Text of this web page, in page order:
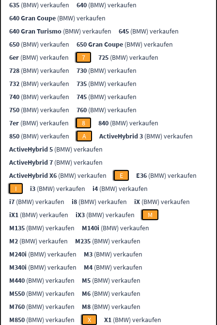
635 (BMW) verkaufen 640 (BMW) verkaufen
640 Gran Coupe (BMW) verkaufen
640 Gran Turismo (BMW) verkaufen 645 (BMW) verkaufen
650 (BMW) verkaufen 650 Gran Coupe (BMW) verkaufen
6er (BMW) verkaufen 7 725 (BMW) verkaufen
728 (BMW) verkaufen 730 (BMW) verkaufen
732 (BMW) verkaufen 735 (BMW) verkaufen
740 (BMW) verkaufen 745 (BMW) verkaufen
750 (BMW) verkaufen 760 (BMW) verkaufen
7er (BMW) verkaufen 8 840 (BMW) verkaufen
850 (BMW) verkaufen A ActiveHybrid 3 (BMW) verkaufen
ActiveHybrid 5 (BMW) verkaufen
ActiveHybrid 7 (BMW) verkaufen
ActiveHybrid X6 (BMW) verkaufen E E36 (BMW) verkaufen
I
i3 (BMW) verkaufen i4 (BMW) verkaufen
i7 (BMW) verkaufen i8 (BMW) verkaufen iX (BMW) verkaufen
iX1 (BMW) verkaufen iX3 (BMW) verkaufen
M
M135 (BMW) verkaufen M140i (BMW) verkaufen
M2 (BMW) verkaufen M235 (BMW) verkaufen
M240i (BMW) verkaufen M3 (BMW) verkaufen
M340i (BMW) verkaufen M4 (BMW) verkaufen
M440 (BMW) verkaufen M5 (BMW) verkaufen
M550 (BMW) verkaufen M6 (BMW) verkaufen
M760 (BMW) verkaufen M8 (BMW) verkaufen
M850 (BMW) verkaufen X X1 (BMW) verkaufen